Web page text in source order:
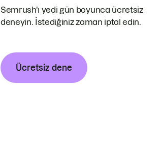
Semrush'ı yedi gün boyunca ücretsiz
deneyin. İstediğiniz zaman iptal edin.
Ücretsiz dene